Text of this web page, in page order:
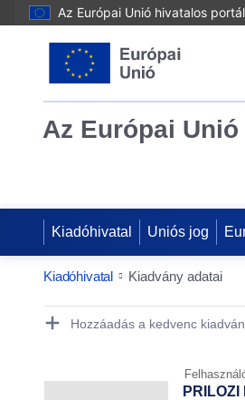
Az Európai Unió hivatalos
Az Európai
Kiadóhivatal Uniós jog
Kiadóhivatal Kiadvány adatai
Publication Detail
Hozzáadás a kedvenc